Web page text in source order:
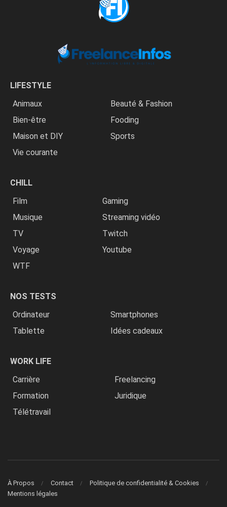
LIFESTYLE
Animaux
Beauté & Fashion
Bien-être
Fooding
Maison et DIY
Sports
Vie courante
CHILL
Film
Gaming
Musique
Streaming vidéo
TV
Twitch
Voyage
Youtube
WTF
NOS TESTS
Ordinateur
Smartphones
Tablette
Idées cadeaux
WORK LIFE
Carrière
Freelancing
Formation
Juridique
Télétravail
À Propos Contact
Politique de confidentialité & Cookies
Mentions légales